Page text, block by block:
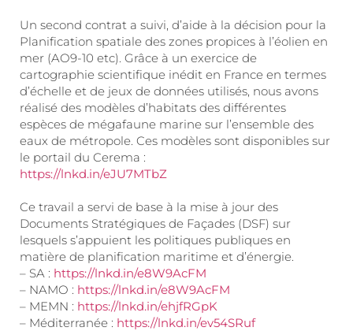
Un second contrat a suivi, d’aide à la décision pour la
Planification spatiale des zones propices à l’éolien en
mer (AO9-10 etc). Grâce à un exercice de
cartographie scientifique inédit en France en termes
d’échelle et de jeux de données utilisés, nous avons
réalisé des modèles d’habitats des différentes
espèces de mégafaune marine sur l’ensemble des
eaux de métropole. Ces modèles sont disponibles sur
le portail du Cerema :
https://lnkd.in/eJU7MTbZ
Ce travail a servi de base à la mise à jour des
Documents Stratégiques de Façades (DSF) sur
lesquels s’appuient les politiques publiques en
matière de planification maritime et d’énergie.
– SA : https://lnkd.in/e8W9AcFM
– NAMO : https://lnkd.in/e8W9AcFM
– MEMN : https://lnkd.in/ehjfRGpK
– Méditerranée : https://lnkd.in/ev54SRuf